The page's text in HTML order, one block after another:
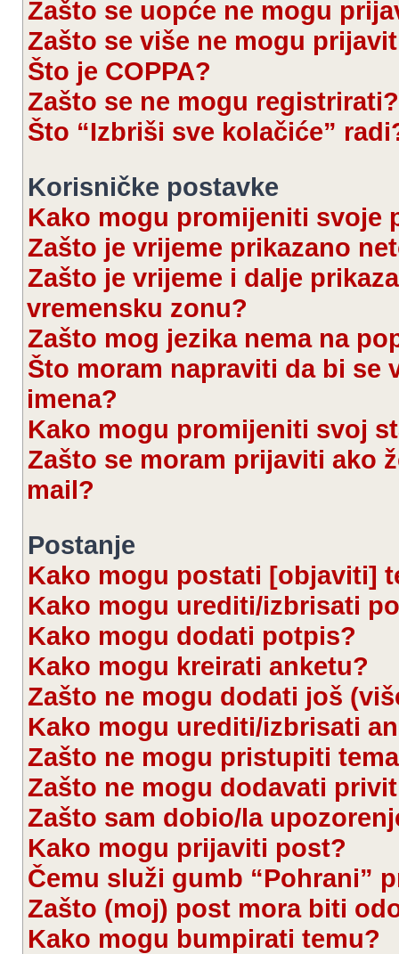
Zašto se uopće ne mogu
Zašto se više ne mogu
Što je COPPA?
Zašto se ne mogu registrirati?
Što “Izbriši sve kolačiće”
Korisničke postavke
Kako mogu promijeniti svoje
Zašto je vrijeme prikazano
Zašto je vrijeme i dalje
vremensku zonu?
Zašto mog jezika nema na
Što moram napraviti da bi
imena?
Kako mogu promijeniti svoj
Zašto se moram prijaviti ako
mail?
Postanje
Kako mogu postati [objaviti]
Kako mogu urediti/izbrisati
Kako mogu dodati potpis?
Kako mogu kreirati anketu?
Zašto ne mogu dodati još
Kako mogu urediti/izbrisati
Zašto ne mogu pristupiti
Zašto ne mogu dodavati
Zašto sam dobio/la
Kako mogu prijaviti post?
Čemu služi gumb “Pohrani”
Zašto (moj) post mora biti
Kako mogu bumpirati temu?